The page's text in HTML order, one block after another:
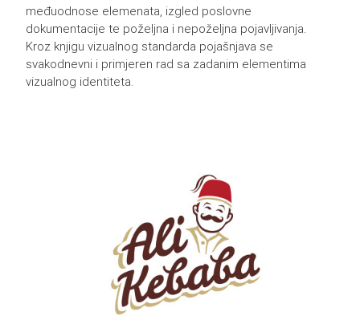
međuodnose elemenata, izgled poslovne
dokumentacije te poželjna i nepoželjna pojavljivanja.
Kroz knjigu vizualnog standarda pojašnjava se
svakodnevni i primjeren rad sa zadanim elementima
vizualnog identiteta.